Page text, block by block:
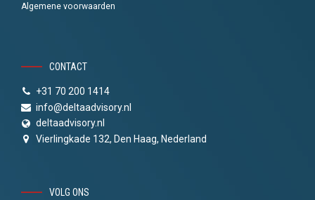
Algemene voorwaarden
CONTACT
+31 70 200 1414
info@deltaadvisory.nl
deltaadvisory.nl
Vierlingkade 132, Den Haag, Nederland
VOLG ONS